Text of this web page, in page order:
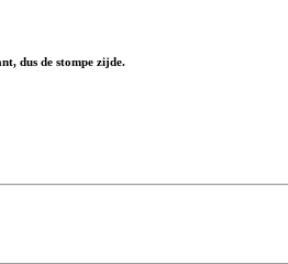
dus de stompe zijde.